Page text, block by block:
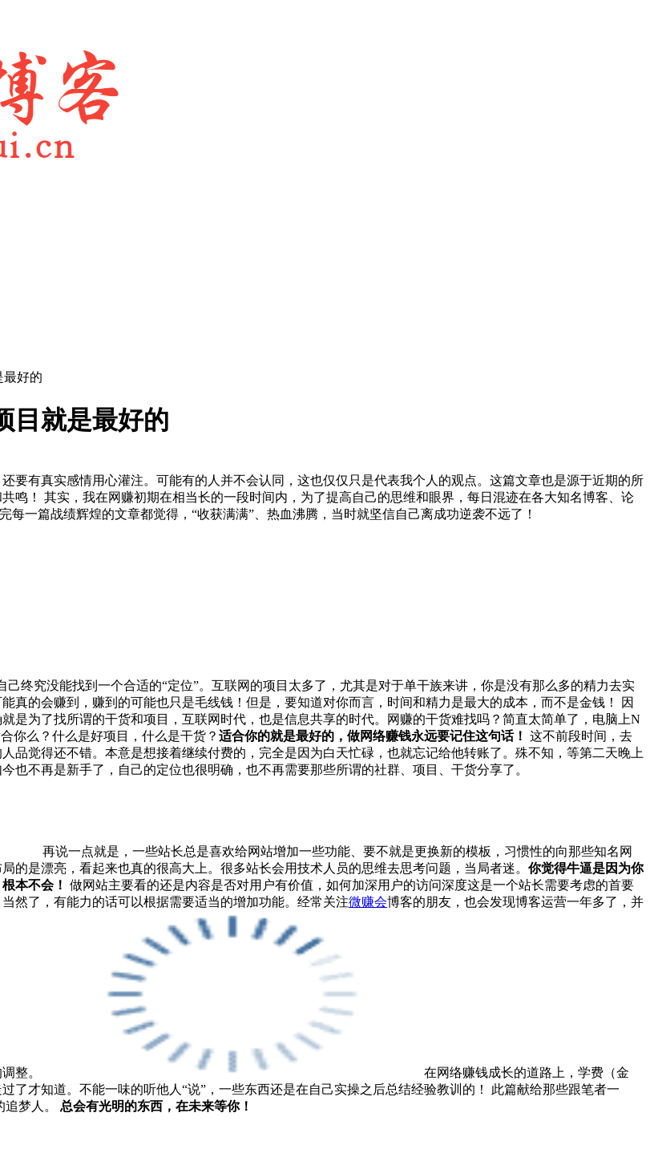
最好的
目就是最好的
还要有真实感情用心灌注。可能有的人并不会认同，这也仅仅只是代表我个人的观点。这篇文章也是源于近期的所
鸣！ 其实，我在网赚初期在相当长的一段时间内，为了提高自己的思维和眼界，每日混迹在各大知名博客、论
一篇战绩辉煌的文章都觉得，“收获满满”、热血沸腾，当时就坚信自己离成功逆袭不远了！
己终究没能找到一个合适的“定位”。互联网的项目太多了，尤其是对于单干族来讲，你是没有那么多的精力去实
真的会赚到，赚到的可能也只是毛线钱！但是，要知道对你而言，时间和精力是最大的成本，而不是金钱！ 因
是为了找所谓的干货和项目，互联网时代，也是信息共享的时代。网赚的干货难找吗？简直太简单了，电脑上N
你么？什么是好项目，什么是干货？ 适合你的就是最好的，做网络赚钱永远要记住这句话！ 这不前段时间，去
品觉得还不错。本意是想接着继续付费的，完全是因为白天忙碌，也就忘记给他转账了。殊不知，等第二天晚上
不再是新手了，自己的定位也很明确，也不再需要那些所谓的社群、项目、干货分享了。
再说一点就是，一些站长总是喜欢给网站增加一些功能、要不就是更换新的模板，习惯性的向那些知名网
是漂亮，看起来也真的很高大上。很多站长会用技术人员的思维去思考问题，当局者迷。 你觉得牛逼是因为你
本不会！ 做网站主要看的还是内容是否对用户有价值，如何加深用户的访问深度这是一个站长需要考虑的首要
然了，有能力的话可以根据需要适当的增加功能。经常关注微赚会博客的朋友，也会发现博客运营一年多了，并
整。
在网络赚钱成长的道路上，学费（金
了才知道。不能一味的听他人“说”，一些东西还是在自己实操之后总结经验教训的！ 此篇献给那些跟笔者一
梦人。 总会有光明的东西，在未来等你！